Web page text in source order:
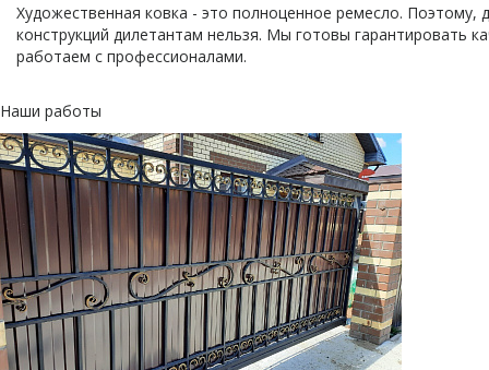
Художественная ковка - это полноценное ремесло. Поэтому,
конструкций дилетантам нельзя. Мы готовы гарантировать
работаем с профессионалами.
Наши работы